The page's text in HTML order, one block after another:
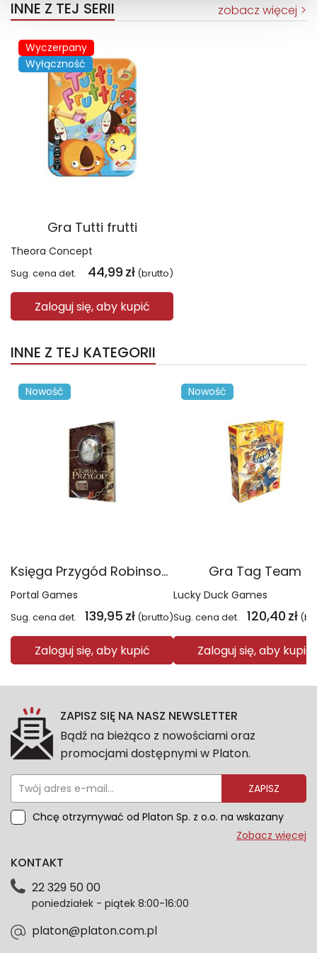
INNE Z TEJ SERII zobacz więcej
Wyczerpany
Wyłączność
Gra Tutti frutti
Theora Concept
Sug. cena det. 44,99 zł (brutto)
Zaloguj się, aby kupić
INNE Z TEJ KATEGORII
Nowość
Księga Przygód Robinson Crusoe
Portal Games
Sug. cena det. 139,95 zł (brutto)
Zaloguj się, aby kupić
Nowość
Gra Tag Team
Lucky Duck Games
Sug. cena det. 120,40 zł
Zaloguj się, aby kupić
ZAPISZ SIĘ NA NASZ NEWSLETTER
Bądź na bieżąco z nowościami oraz
promocjami dostępnymi w Platon.
ZAPISZ
Chcę otrzymywać od Platon Sp. z o.o. na wskazany
przeze mnie adres e-mail informacje marketingowe
dotyczące danych osobowych znajdziesz w naszej
każdym czasie. Wycofanie zgody nie wpłynie na
zgodność z prawem przetwarzania dokonanego przed
Zobacz więcej
KONTAKT
22 329 50 00
poniedziałek - piątek 8:00-16:00
platon@platon.com.pl